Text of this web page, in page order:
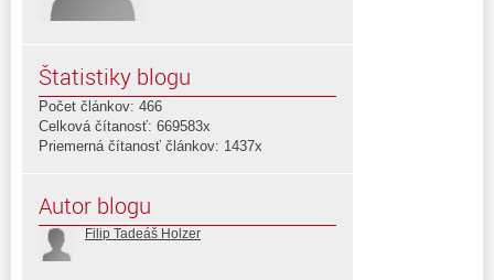
Štatistiky blogu
Počet článkov: 466
Celková čítanosť: 669583x
Priemerná čítanosť článkov: 1437x
Autor blogu
Filip Tadeáš Holzer